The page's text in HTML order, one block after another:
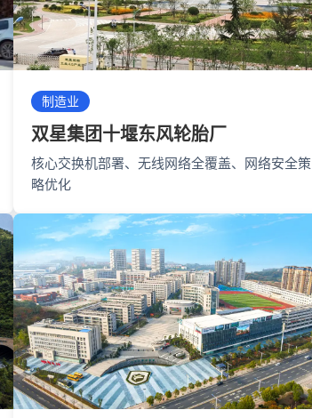
制造业
双星集团十堰东风轮胎厂
核心交换机部署、无线网络全覆盖、网络安全策
略优化